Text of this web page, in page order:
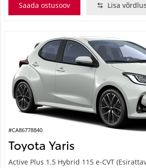
Saada ostusoov Lisa
#CA86778840
Toyota Yaris
Active Plus 1.5 Hybrid 115 e-CVT